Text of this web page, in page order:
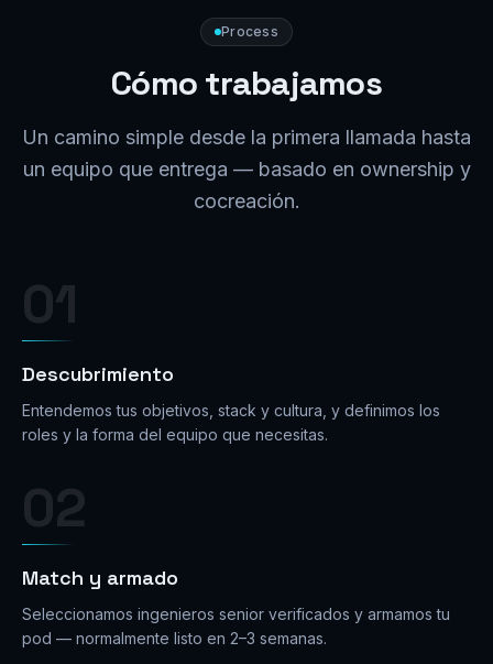
Process
Cómo trabajamos
Un camino simple desde la primera llamada hasta
un equipo que entrega — basado en ownership y
cocreación.
01
Descubrimiento
Entendemos tus objetivos, stack y cultura, y definimos los
roles y la forma del equipo que necesitas.
02
Match y armado
Seleccionamos ingenieros senior verificados y armamos tu
pod — normalmente listo en 2–3 semanas.